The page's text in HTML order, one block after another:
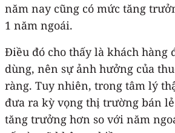
năm nay cũng có mức tăng
1 năm ngoái.
Điều đó cho thấy là khách hàng
dùng, nên sự ảnh hưởng của
ràng. Tuy nhiên, trong tâm lý
đưa ra kỳ vọng thị trường bán
tăng trưởng hơn so với năm